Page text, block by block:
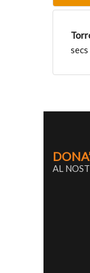
AL